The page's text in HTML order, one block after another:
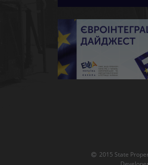
2015 State